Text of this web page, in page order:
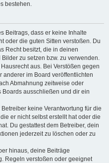
bestehen.
Beitrags, dass er keine Inhalte
oder die guten Sitten verstoßen. Du
Recht besitzt, die in deinen
zu setzen bzw. zu verwenden.
aus. Bei Verstößen gegen
im Board veröffentlichten
Abmahnung zeitweise oder
ausschließen und dir ein
keine Verantwortung für die
er nicht selbst erstellt hat oder die
Du gestattest dem Betreiber, dein
jederzeit zu löschen oder zu
hinaus, deine Beiträge
Regeln verstoßen oder geeignet